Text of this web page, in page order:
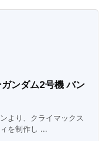
ンダム2号機 バン
より、クライマックス
を制作し ...